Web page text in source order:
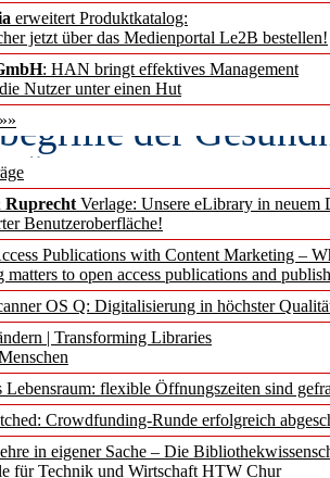
erweitert Produktkatalog:
jetzt über das Medienportal Le2B bestellen!
: HAN bringt effektives Management
Nutzer unter einen Hut
Ruprecht Verlage: Unsere eLibrary in neuem
Benutzeroberfläche!
Publications with Content Marketing –
matters to open access publications and
OS Q: Digitalisierung in höchster
| Transforming Libraries
flexible Öffnungszeiten sind
Crowdfunding-Runde erfolgreich
in eigener Sache – Die
für Technik und Wirtschaft HTW Chur
Intelligenz
zu verstehen
der
erscheinen